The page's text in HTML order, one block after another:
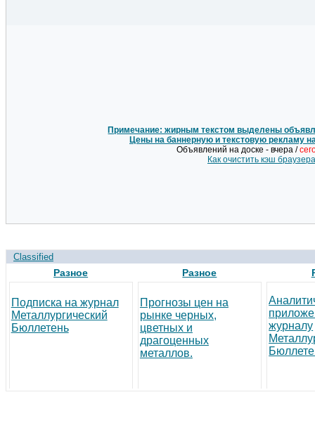
Примечание: жирным текстом выделены
Цены на баннерную и текстовую рекламу
Объявлений на доске - вчера /
Как очистить кэш
Classified
Разное
Подписка на журнал
Металлургический
Бюллетень
Разное
Прогнозы цен на
рынке черных,
цветных и
драгоценных
металлов.
журналу